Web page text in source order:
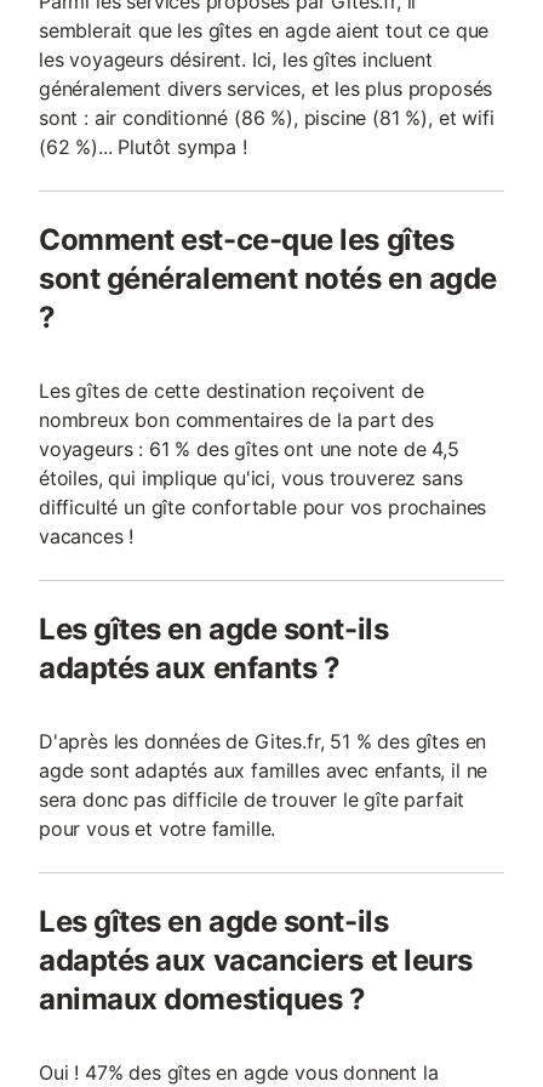
semblerait que les gîtes en agde aient tout ce que
les voyageurs désirent. Ici, les gîtes incluent
généralement divers services, et les plus proposés
sont : air conditionné (86 %), piscine (81 %), et wifi
(62 %)... Plutôt sympa !
Comment est-ce-que les gîtes
sont généralement notés en agde
?
Les gîtes de cette destination reçoivent de
nombreux bon commentaires de la part des
voyageurs : 61 % des gîtes ont une note de 4,5
étoiles, qui implique qu'ici, vous trouverez sans
difficulté un gîte confortable pour vos prochaines
vacances !
Les gîtes en agde sont-ils
adaptés aux enfants ?
D'après les données de Gites.fr, 51 % des gîtes en
agde sont adaptés aux familles avec enfants, il ne
sera donc pas difficile de trouver le gîte parfait
pour vous et votre famille.
Les gîtes en agde sont-ils
adaptés aux vacanciers et leurs
animaux domestiques ?
Oui ! 47% des gîtes en agde vous donnent la